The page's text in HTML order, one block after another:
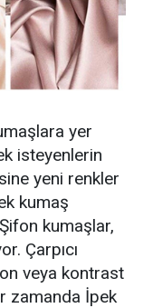
yer
isteyenlerin
yeni renkler
kumaş
kumaşlar,
Çarpıcı
veya kontrast
zamanda İpek